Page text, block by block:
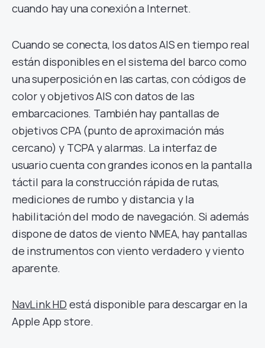
cuando hay una conexión a Internet.
Cuando se conecta, los datos AIS en tiempo real
están disponibles en el sistema del barco como
una superposición en las cartas, con códigos de
color y objetivos AIS con datos de las
embarcaciones. También hay pantallas de
objetivos CPA (punto de aproximación más
cercano) y TCPA y alarmas. La interfaz de
usuario cuenta con grandes iconos en la pantalla
táctil para la construcción rápida de rutas,
mediciones de rumbo y distancia y la
habilitación del modo de navegación. Si además
dispone de datos de viento NMEA, hay pantallas
de instrumentos con viento verdadero y viento
aparente.
NavLink HD está disponible para descargar en la
Apple App store.